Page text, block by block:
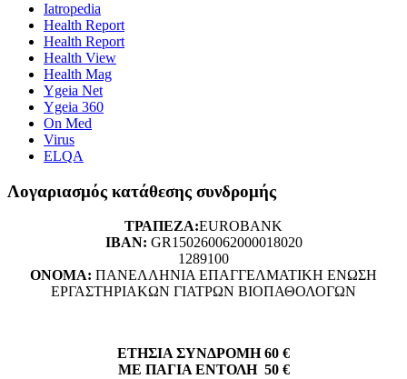
Iatropedia
Health Report
Health Report
Health View
Health Mag
Ygeia Net
Ygeia 360
On Med
Virus
ELQA
Λογαριασμός κατάθεσης συνδρομής
ΤΡΑΠΕΖΑ:EUROBANK
ΙΒΑΝ: GR150260062000018020
1289100
ΟΝΟΜΑ: ΠΑΝΕΛΛΗΝΙΑ ΕΠΑΓΓΕΛΜΑΤΙΚΗ ΕΝΩΣΗ
ΕΡΓΑΣΤΗΡΙΑΚΩΝ ΓΙΑΤΡΩΝ ΒΙΟΠΑΘΟΛΟΓΩΝ
ΕΤΗΣΙΑ ΣΥΝΔΡΟΜΗ 60 €
ΜΕ ΠΑΓΙΑ ΕΝΤΟΛΗ 50 €